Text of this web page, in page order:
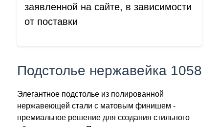
заявленной на сайте, в зависимости
от поставки
Подстолье нержавейка 1058
Элегантное подстолье из полированной
нержавеющей стали с матовым финишем -
премиальное решение для создания стильного